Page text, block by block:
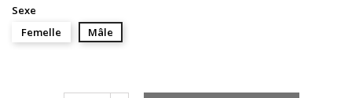
Sexe
Femelle
Mâle